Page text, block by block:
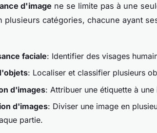
d'image ne se limite pas à une
plusieurs catégories, chacune ayant
faciale: Identifier des visages
: Localiser et classifier plusieurs
d'images: Attribuer une étiquette à une
d'images: Diviser une image en
partie.